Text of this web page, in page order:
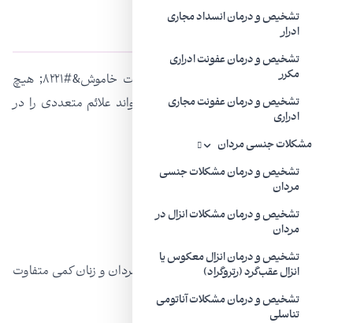
تشخیص و درمان انسداد مجاری
ادرار
تشخیص و درمان عفونت ادراری
مکرر
تشخیص و درمان عفونت مجاری
ادراری
مشکلات جنسی مردان
تشخیص و درمان مشکلات جنسی
مردان
تشخیص و درمان مشکلات انزال در
مردان
تشخیص و درمان انزال معکوس یا
انزال عقب‌گرد (رتروگراد)
تشخیص و درمان مشکلات آناتومی
تناسلی
علائم کلامیدیا
اکثر افراد مبتلا به کلامیدیا یا &#۸۲۲۰;عفونت خاموش&#۸۲۲۱; هیچ
علامتی را تجربه نمی‌کنند. با این حال، می‌تواند علائم متعددی را در
سایرین ایجاد کند، از جمله:
احساس سوزش هنگام ادرار کردن
ترشح غیر طبیعی از آلت تناسلی یا واژن
بعضی از علائم کلامیدیا هم ممکن است در مردان و زنان کمی متفاوت